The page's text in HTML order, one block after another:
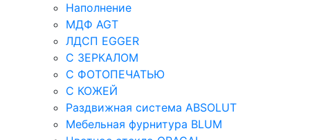
Наполнение
МДФ AGT
ЛДСП EGGER
С ЗЕРКАЛОМ
С ФОТОПЕЧАТЬЮ
С КОЖЕЙ
Раздвижная система ABSOLUT
Мебельная фурнитура BLUM